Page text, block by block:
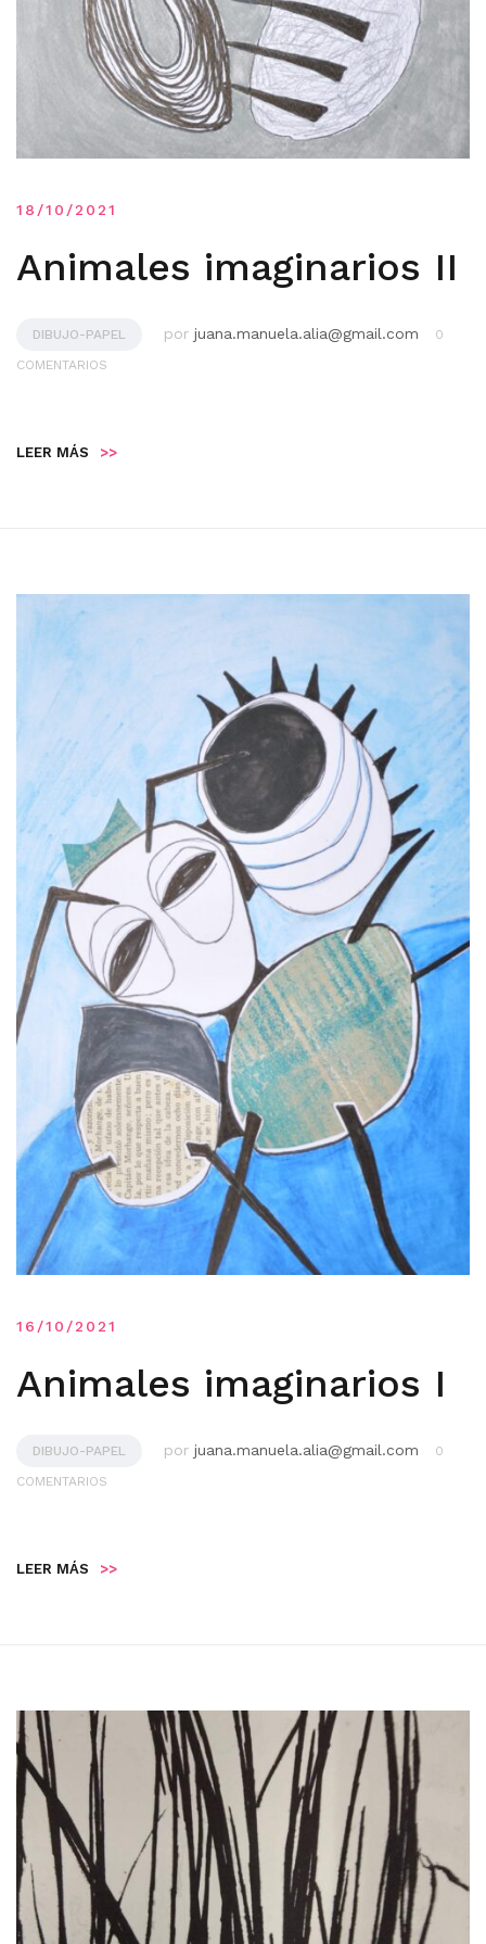
18/10/2021
Animales imaginarios II
DIBUJO-PAPEL por juana.manuela.alia@gmail.com
0
COMENTARIOS
LEER MÁS >>
16/10/2021
Animales imaginarios I
DIBUJO-PAPEL por juana.manuela.alia@gmail.com
0
COMENTARIOS
LEER MÁS >>